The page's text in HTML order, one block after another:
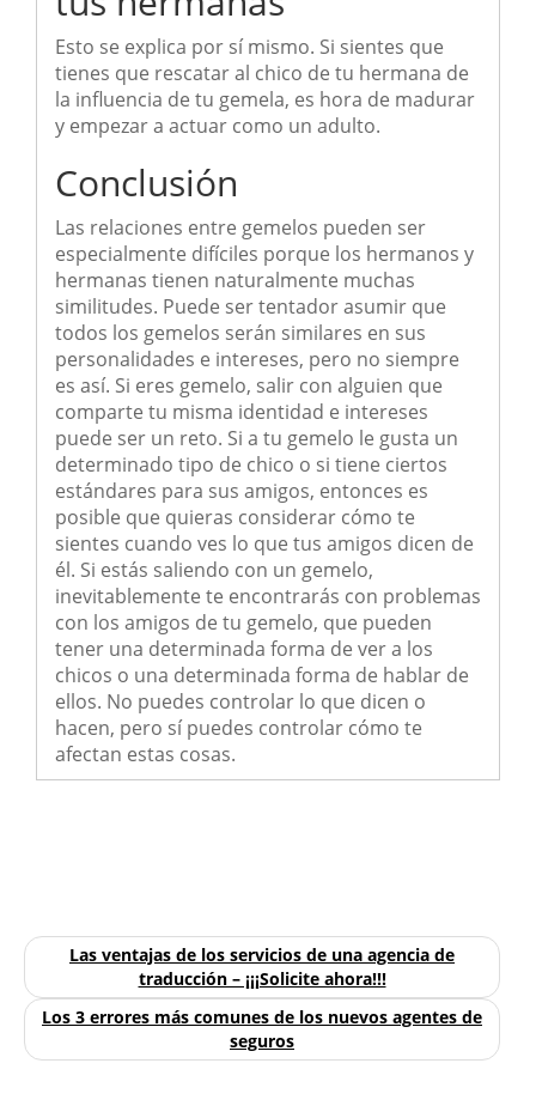
Esto se explica por sí mismo. Si sientes que
tienes que rescatar al chico de tu hermana de
la influencia de tu gemela, es hora de madurar
y empezar a actuar como un adulto.
Conclusión
Las relaciones entre gemelos pueden ser
especialmente difíciles porque los hermanos y
hermanas tienen naturalmente muchas
similitudes. Puede ser tentador asumir que
todos los gemelos serán similares en sus
personalidades e intereses, pero no siempre
es así. Si eres gemelo, salir con alguien que
comparte tu misma identidad e intereses
puede ser un reto. Si a tu gemelo le gusta un
determinado tipo de chico o si tiene ciertos
estándares para sus amigos, entonces es
posible que quieras considerar cómo te
sientes cuando ves lo que tus amigos dicen de
él. Si estás saliendo con un gemelo,
inevitablemente te encontrarás con problemas
con los amigos de tu gemelo, que pueden
tener una determinada forma de ver a los
chicos o una determinada forma de hablar de
ellos. No puedes controlar lo que dicen o
hacen, pero sí puedes controlar cómo te
afectan estas cosas.
Las ventajas de los servicios de una agencia de
traducción – ¡¡¡Solicite ahora!!!
Los 3 errores más comunes de los nuevos agentes de
seguros